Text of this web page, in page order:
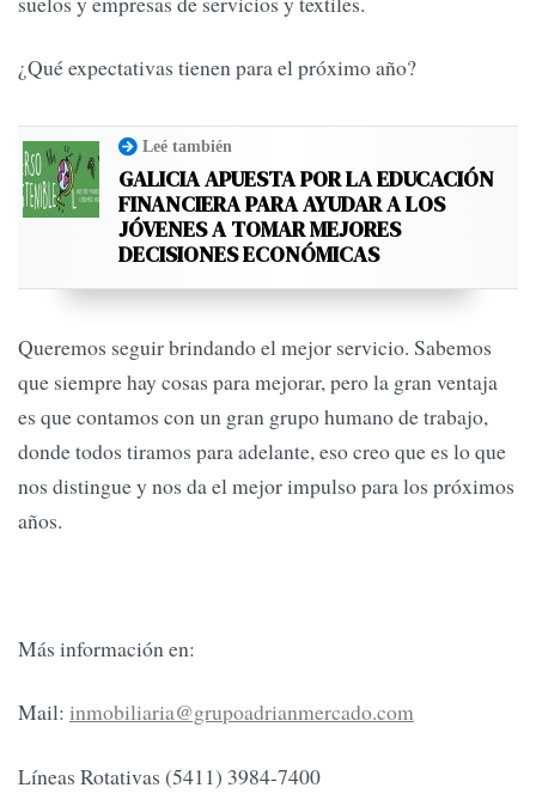
¿Qué expectativas tienen para el próximo año?
Leé también
GALICIA APUESTA POR LA EDUCACIÓN
FINANCIERA PARA AYUDAR A LOS
JÓVENES A TOMAR MEJORES
DECISIONES ECONÓMICAS
Queremos seguir brindando el mejor servicio. Sabemos
que siempre hay cosas para mejorar, pero la gran ventaja
es que contamos con un gran grupo humano de trabajo,
donde todos tiramos para adelante, eso creo que es lo que
nos distingue y nos da el mejor impulso para los próximos
años.
Más información en:
Mail: inmobiliaria@grupoadrianmercado.com
Líneas Rotativas (5411) 3984-7400